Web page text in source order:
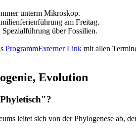
unterm Mikroskop.
am Freitag.
über Fossilien.
ProgrammExterner Link mit allen
Evolution
leitet sich von der Phylogenese ab,